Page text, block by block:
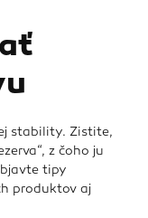
stability. Zistite,
z čoho ju
tipy
produktov aj